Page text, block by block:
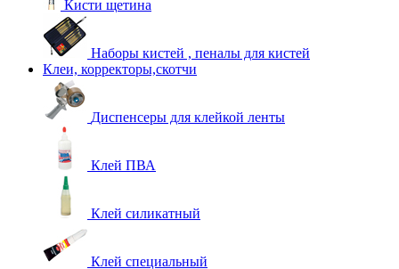
Кисти щетина
Наборы кистей , пеналы для кистей
Клеи, корректоры,скотчи
Диспенсеры для клейкой ленты
Клей ПВА
Клей силикатный
Клей специальный